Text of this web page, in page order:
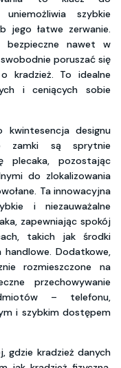
szybkie
jego łatwe zerwanie.
nawet w
poruszać się
kradzież. To idealne
i ceniących sobie
kwintesencja designu
zamki są sprytnie
plecaka, pozostając
do zlokalizowania
Ta innowacyjna
i niezauważalne
zapewniając spokój
takich jak środki
Dodatkowe,
rozmieszczone na
przechowywanie
– telefonu,
i szybkim dostępem
gdzie kradzież danych